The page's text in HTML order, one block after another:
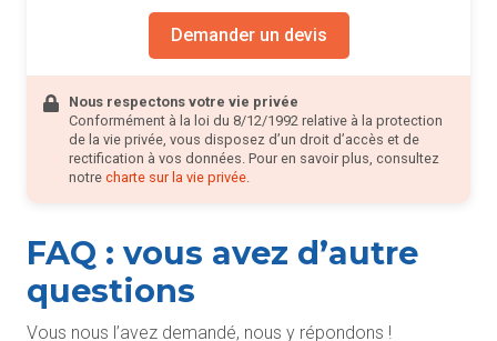
Demander un devis
Nous respectons votre vie privée
Conformément à la loi du 8/12/1992 relative à la protection
de la vie privée, vous disposez d’un droit d’accès et de
rectification à vos données. Pour en savoir plus, consultez
notre charte sur la vie privée.
FAQ : vous avez d’autre
questions
Vous nous l’avez demandé, nous y répondons !